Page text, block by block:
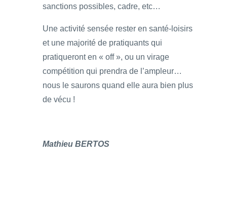
sanctions possibles, cadre, etc…
Une activité sensée rester en santé-loisirs
et une majorité de pratiquants qui
pratiqueront en « off », ou un virage
compétition qui prendra de l’ampleur…
nous le saurons quand elle aura bien plus
de vécu !
Mathieu BERTOS